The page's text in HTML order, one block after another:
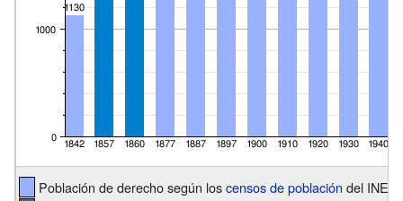
Población de derecho según loscensos de población del INE.